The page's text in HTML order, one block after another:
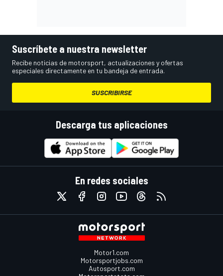
Suscríbete a nuestra newsletter
Recibe noticias de motorsport, actualizaciones y ofertas
especiales directamente en tu bandeja de entrada.
SUSCRIBIRSE
Descarga tus aplicaciones
En redes sociales
Motor1.com
Motorsportjobs.com
Autosport.com